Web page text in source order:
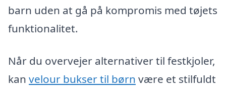
barn uden at gå på kompromis med tøjets
funktionalitet.
Når du overvejer alternativer til festkjoler,
kan velour bukser til børn være et stilfuldt